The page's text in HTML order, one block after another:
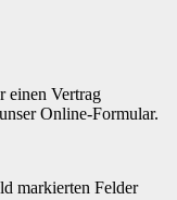
einen Vertrag
Online-Formular.
markierten Felder